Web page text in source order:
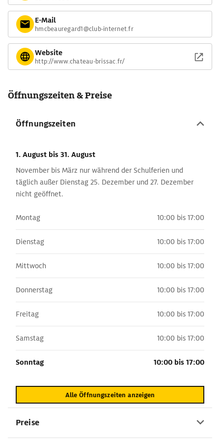
E-Mail
hmcbeauregard1@club-internet.fr
Website
http://www.chateau-brissac.fr/
Öffnungszeiten & Preise
Öffnungszeiten
1. August bis 31. August
November bis März nur während der Schulferien und
täglich außer Dienstag 25. Dezember und 27. Dezember
nicht geöffnet.
Montag 10:00 bis 17:00
Dienstag 10:00 bis 17:00
Mittwoch 10:00 bis 17:00
Donnerstag 10:00 bis 17:00
Freitag 10:00 bis 17:00
Samstag 10:00 bis 17:00
Sonntag 10:00 bis 17:00
Alle Öffnungszeiten anzeigen
Preise